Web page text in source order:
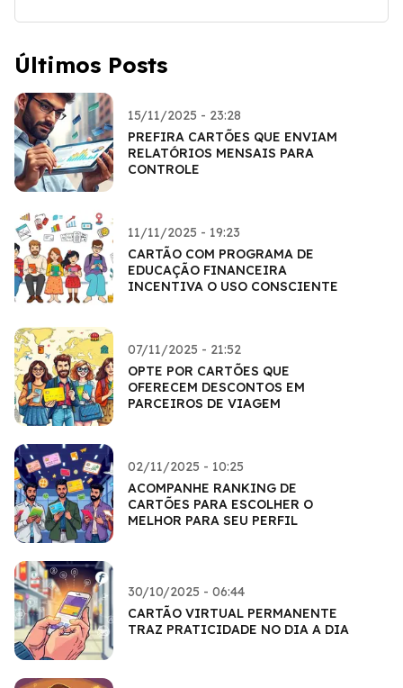
Últimos Posts
15/11/2025 - 23:28
PREFIRA CARTÕES QUE ENVIAM
RELATÓRIOS MENSAIS PARA
CONTROLE
11/11/2025 - 19:23
CARTÃO COM PROGRAMA DE
EDUCAÇÃO FINANCEIRA
INCENTIVA O USO CONSCIENTE
07/11/2025 - 21:52
OPTE POR CARTÕES QUE
OFERECEM DESCONTOS EM
PARCEIROS DE VIAGEM
02/11/2025 - 10:25
ACOMPANHE RANKING DE
CARTÕES PARA ESCOLHER O
MELHOR PARA SEU PERFIL
30/10/2025 - 06:44
CARTÃO VIRTUAL PERMANENTE
TRAZ PRATICIDADE NO DIA A DIA